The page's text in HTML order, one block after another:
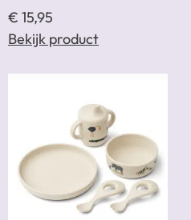
€ 15,95
Bekijk product